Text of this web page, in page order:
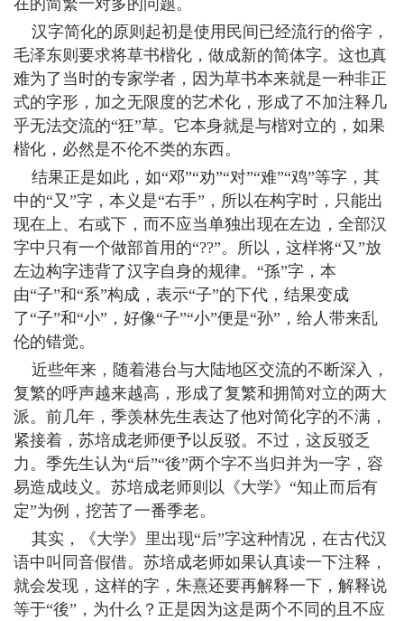
在的简繁一对多的问题。
汉字简化的原则起初是使用民间已经流行的俗字，
毛泽东则要求将草书楷化，做成新的简体字。这也真
难为了当时的专家学者，因为草书本来就是一种非正
式的字形，加之无限度的艺术化，形成了不加注释几
乎无法交流的“狂”草。它本身就是与楷对立的，如果
楷化，必然是不伦不类的东西。
结果正是如此，如“邓”“劝”“对”“难”“鸡”等字，其
中的“又”字，本义是“右手”，所以在构字时，只能出
现在上、右或下，而不应当单独出现在左边，全部汉
字中只有一个做部首用的“??”。所以，这样将“又”放
左边构字违背了汉字自身的规律。“孫”字，本
由“子”和“系”构成，表示“子”的下代，结果变成
了“子”和“小”，好像“子”“小”便是“孙”，给人带来乱
伦的错觉。
近些年来，随着港台与大陆地区交流的不断深入，
复繁的呼声越来越高，形成了复繁和拥简对立的两大
派。前几年，季羡林先生表达了他对简化字的不满，
紧接着，苏培成老师便予以反驳。不过，这反驳乏
力。季先生认为“后”“後”两个字不当归并为一字，容
易造成歧义。苏培成老师则以《大学》“知止而后有
定”为例，挖苦了一番季老。
其实，《大学》里出现“后”字这种情况，在古代汉
语中叫同音假借。苏培成老师如果认真读一下注释，
就会发现，这样的字，朱熹还要再解释一下，解释说
等于“後”，为什么？正是因为这是两个不同的且不应